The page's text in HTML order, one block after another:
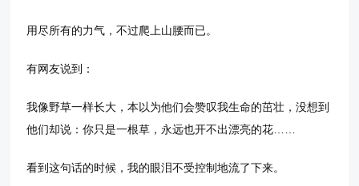
用尽所有的力气，不过爬上山腰而已。
有网友说到：
我像野草一样长大，本以为他们会赞叹我生命的茁壮，没想到
他们却说：你只是一根草，永远也开不出漂亮的花……
看到这句话的时候，我的眼泪不受控制地流了下来。